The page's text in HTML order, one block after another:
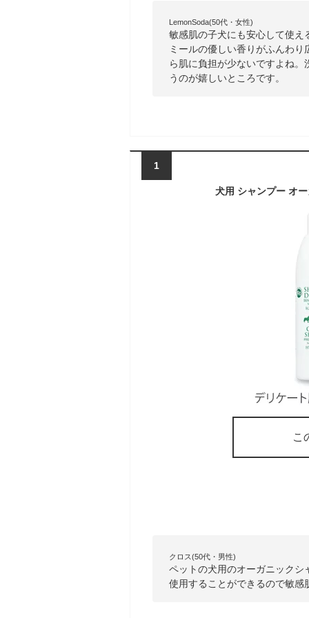
LemonSoda(50代・女性)
敏感肌の子犬にも安心して使
ミールの優しい香りがふんわ
ら肌に負担が少ないですよね
うのが嬉しいところです。
1
こ
クロス(50代・男性)
ペットの犬用のオーガニック
使用することができるので敏感